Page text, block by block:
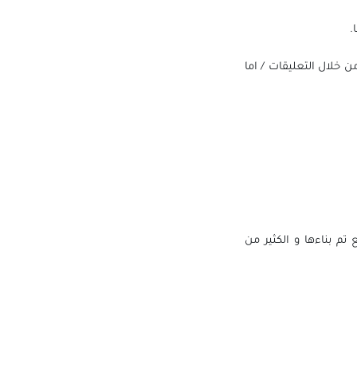
خلال التعليقات / اما
بناءها و الكثير من